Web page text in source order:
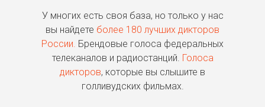
У многих есть своя база, но только у нас
вы найдете более 180 лучших дикторов
России. Брендовые голоса федеральных
телеканалов и радиостанций. Голоса
дикторов, которые вы слышите в
голливудских фильмах.